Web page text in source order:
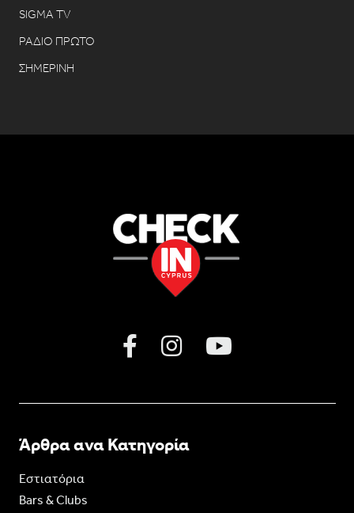
SIGMA TV
ΡΑΔΙΟ ΠΡΩΤΟ
ΣΗΜΕΡΙΝΗ
Άρθρα ανα Κατηγορία
Εστιατόρια
Bars & Clubs